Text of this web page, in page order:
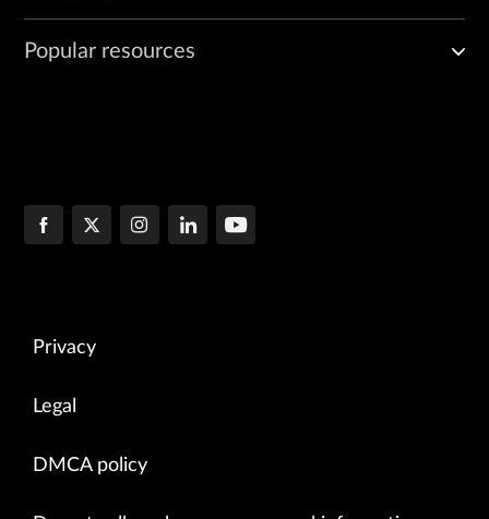
Popular resources
Privacy
Legal
DMCA policy